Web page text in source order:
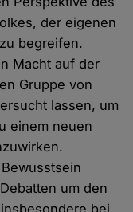
der eigenen
begreifen.
Macht auf der
Gruppe von
lassen, um
einem neuen
um den